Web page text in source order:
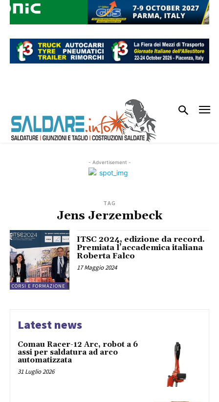
- Advertisement -
TAG
Jens Jerzembeck
CORSI E FORMAZIONE
ITSC 2024, edizione da record.
Premiata l’accademica italiana
Roberta Falco
17 Maggio 2024
Latest news
Comau Racer-12 Arc, robot a 6
assi per saldatura ad arco
automatizzata
31 Luglio 2026